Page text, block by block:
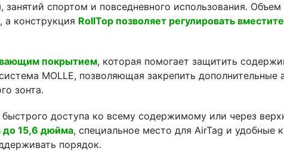
спортом и повседневного использования. Объем
а конструкция RollTop позволяет регулировать
покрытием, которая помогает защитить
MOLLE, позволяющая закрепить дополнительные
зонта.
доступа ко всему содержимому или через
до 15,6 дюйма, специальное место для AirTag и удобные
порядок.